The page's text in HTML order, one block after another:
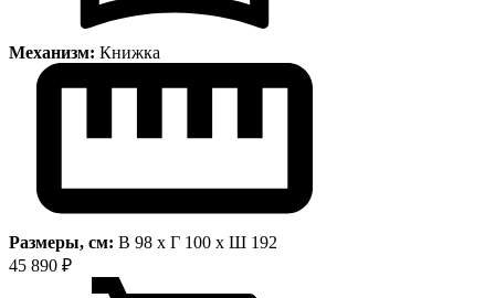
Механизм: Книжка
Размеры, см: В 98 x Г 100 x Ш 192
45 890 ₽